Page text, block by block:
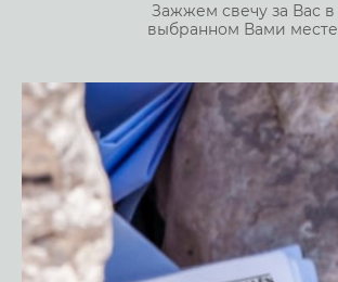
Зажжем свечу за Вас в
выбранном Вами месте